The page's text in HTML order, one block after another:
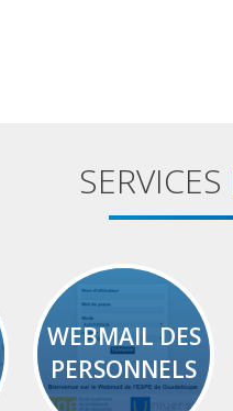
SERVICES
WEBMAIL DES
PERSONNELS